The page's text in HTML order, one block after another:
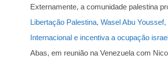
Externamente, a comunidade palestina
Libertação Palestina, Wasel Abu
Internacional e incentiva a ocupação
Abas, em reunião na Venezuela com